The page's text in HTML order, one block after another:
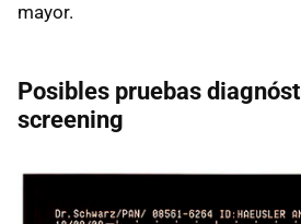
mayor.
Posibles pruebas
screening